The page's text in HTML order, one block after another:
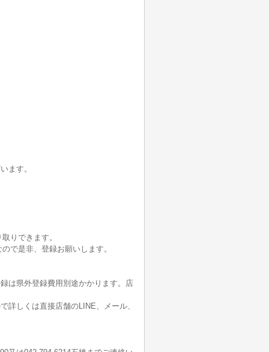
ます。
りできます。
で是非、登録お願いします。
は県外登録費用別途かかります。店
しくは直接店舗のLINE、メール、